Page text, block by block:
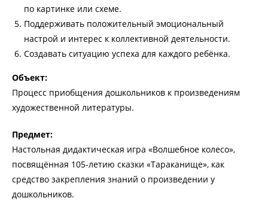
по картинке или схеме.
Поддерживать положительный эмоциональный
настрой и интерес к коллективной деятельности.
Создавать ситуацию успеха для каждого ребёнка.
Объект:
Процесс приобщения дошкольников к произведениям
художественной литературы.
Предмет:
Настольная дидактическая игра «Волшебное колесо»,
посвящённая 105‑летию сказки «Тараканище», как
средство закрепления знаний о произведении у
дошкольников.